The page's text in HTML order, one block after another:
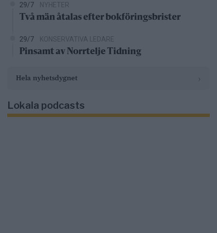
29/7 NYHETER
Två män åtalas efter bokföringsbrister
29/7 KONSERVATIVA LEDARE
Pinsamt av Norrtelje Tidning
Hela nyhetsdygnet
Lokala podcasts